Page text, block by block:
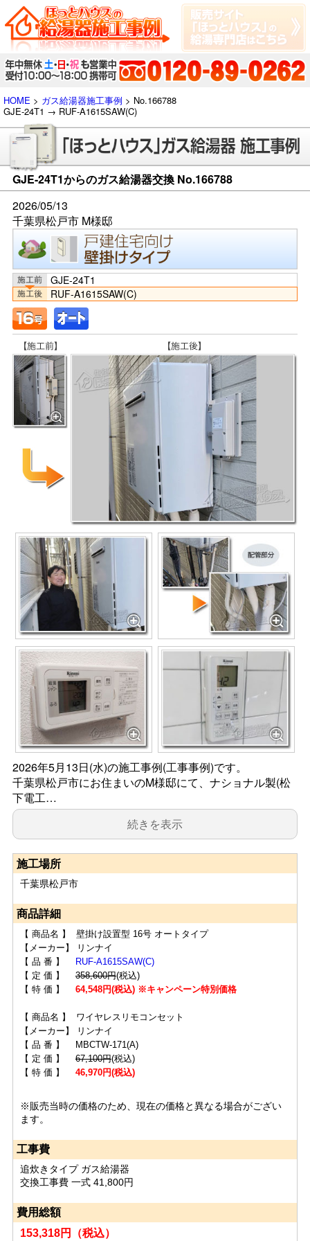
HOME > ガス給湯器施工事例 > No.166788
GJE-24T1 → RUF-A1615SAW(C)
GJE-24T1からのガス給湯器交換 No.166788
2026/05/13
千葉県松戸市 M様邸
GJE-24T1
RUF-A1615SAW(C)
2026年5月13日(水)の施工事例(工事事例)です。
千葉県松戸市にお住まいのM様邸にて、ナショナル製(松
下電工…
続きを表示
施工場所
千葉県松戸市
商品詳細
【 商品名 】 壁掛け設置型 16号 オートタイプ
【メーカー】 リンナイ
【 品 番 】
RUF-A1615SAW(C)
【 定 価 】 358,600円(税込)
【 特 価 】 64,548円(税込) ※キャンペーン特別価格
【 商品名 】 ワイヤレスリモコンセット
【メーカー】 リンナイ
【 品 番 】 MBCTW-171(A)
【 定 価 】 67,100円(税込)
【 特 価 】 46,970円(税込)
※販売当時の価格のため、現在の価格と異なる場合がござい
ます。
工事費
追炊きタイプ ガス給湯器
交換工事費 一式 41,800円
費用総額
153,318円（税込）